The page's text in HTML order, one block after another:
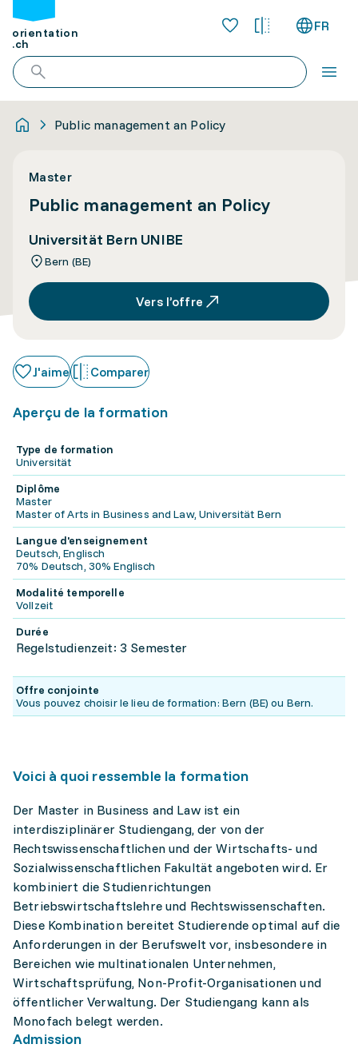
orientation
.ch
FR
Public management an Policy
Master
Public management an Policy
Universität Bern UNIBE
Bern (BE)
Vers l’offre
J'aime Comparer
Aperçu de la formation
Type de formation
Universität
Diplôme
Master
Master of Arts in Business and Law, Universität Bern
Langue d'enseignement
Deutsch, Englisch
70% Deutsch, 30% Englisch
Modalité temporelle
Vollzeit
Durée
Regelstudienzeit: 3 Semester
Offre conjointe
Vous pouvez choisir le lieu de formation: Bern (BE) ou Bern.
Voici à quoi ressemble la formation
Der Master in Business and Law ist ein
interdisziplinärer Studiengang, der von der
Rechtswissenschaftlichen und der Wirtschafts- und
Sozialwissenschaftlichen Fakultät angeboten wird. Er
kombiniert die Studienrichtungen
Betriebswirtschaftslehre und Rechtswissenschaften.
Diese Kombination bereitet Studierende optimal auf die
Anforderungen in der Berufswelt vor, insbesondere in
Bereichen wie multinationalen Unternehmen,
Wirtschaftsprüfung, Non-Profit-Organisationen und
öffentlicher Verwaltung. Der Studiengang kann als
Monofach belegt werden.
Admission